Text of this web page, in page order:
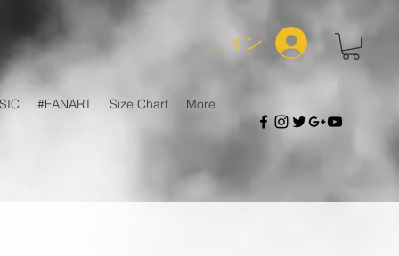
ログイン
#FANART Size Chart More